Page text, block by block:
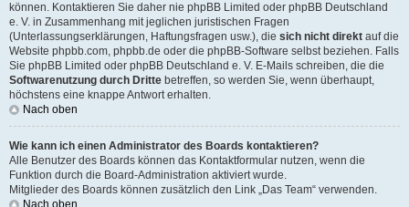
können. Kontaktieren Sie daher nie phpBB Limited oder phpBB Deutschland
e. V. in Zusammenhang mit jeglichen juristischen Fragen
(Unterlassungserklärungen, Haftungsfragen usw.), die sich nicht direkt auf die
Website phpbb.com, phpbb.de oder die phpBB-Software selbst beziehen. Falls
Sie phpBB Limited oder phpBB Deutschland e. V. E-Mails schreiben, die die
Softwarenutzung durch Dritte betreffen, so werden Sie, wenn überhaupt,
höchstens eine knappe Antwort erhalten.
Nach oben
Wie kann ich einen Administrator des Boards kontaktieren?
Alle Benutzer des Boards können das Kontaktformular nutzen, wenn die
Funktion durch die Board-Administration aktiviert wurde.
Mitglieder des Boards können zusätzlich den Link „Das Team“ verwenden.
Nach oben